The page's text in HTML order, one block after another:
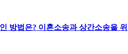
방법은? 이혼소송과 상간소송을 위